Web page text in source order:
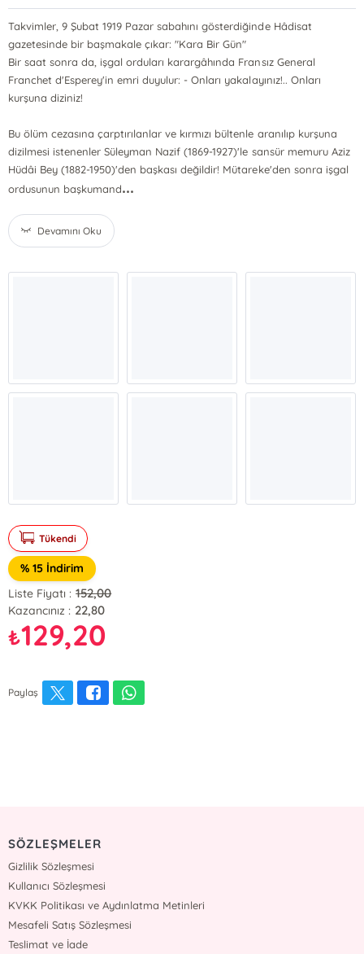
Takvimler, 9 Şubat 1919 Pazar sabahını gösterdiğinde Hâdisat
gazetesinde bir başmakale çıkar: "Kara Bir Gün"
Bir saat sonra da, işgal orduları karargâhında Fransız General
Franchet d'Esperey'in emri duyulur: - Onları yakalayınız!.. Onları
kurşuna diziniz!
Bu ölüm cezasına çarptırılanlar ve kırmızı bültenle aranılıp kurşuna
dizilmesi istenenler Süleyman Nazif (1869-1927)'le sansür memuru Aziz
Hüdâi Bey (1882-1950)'den başkası değildir! Mütareke'den sonra işgal
ordusunun başkumand...
Devamını Oku
Tükendi
% 15 İndirim
Liste Fiyatı : 152,00
Kazancınız : 22,80
₺129,20
Paylaş
SÖZLEŞMELER
Gizlilik Sözleşmesi
Kullanıcı Sözleşmesi
KVKK Politikası ve Aydınlatma Metinleri
Mesafeli Satış Sözleşmesi
Teslimat ve İade